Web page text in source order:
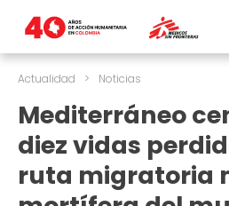
Actualidad > Noticias
Mediterráneo
diez vidas
ruta migratoria